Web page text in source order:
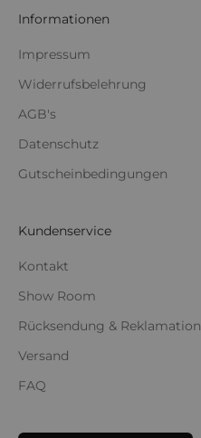
Informationen
Impressum
Widerrufsbelehrung
AGB's
Datenschutz
Gutscheinbedingungen
Kundenservice
Kontakt
Show Room
Rücksendung & Reklamation
Versand
FAQ